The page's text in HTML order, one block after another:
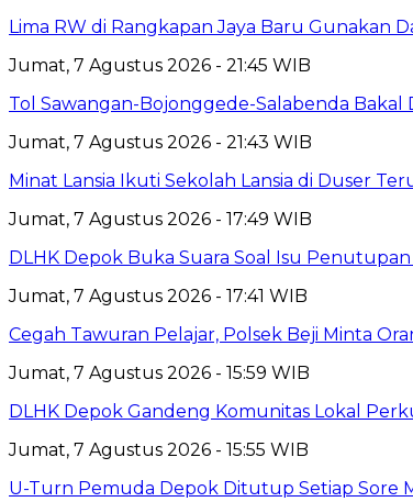
Lima RW di Rangkapan Jaya Baru Gunakan
Jumat, 7 Agustus 2026 - 21:45 WIB
Tol Sawangan-Bojonggede-Salabenda
Jumat, 7 Agustus 2026 - 21:43 WIB
Minat Lansia Ikuti Sekolah Lansia di Duser
Jumat, 7 Agustus 2026 - 17:49 WIB
DLHK Depok Buka Suara Soal Isu
Jumat, 7 Agustus 2026 - 17:41 WIB
Cegah Tawuran Pelajar, Polsek Beji Minta
Jumat, 7 Agustus 2026 - 15:59 WIB
DLHK Depok Gandeng Komunitas Lokal
Jumat, 7 Agustus 2026 - 15:55 WIB
U-Turn Pemuda Depok Ditutup Setiap Sore